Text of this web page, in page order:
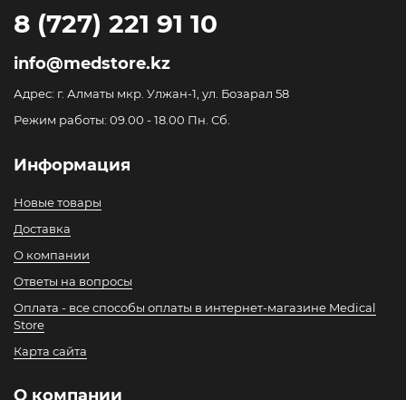
8 (727) 221 91 10
info@medstore.kz
Адрес: г. Алматы мкр. Улжан-1, ул. Бозарал 58
Режим работы: 09.00 - 18.00 Пн. Сб.
Информация
Новые товары
Доставка
О компании
Ответы на вопросы
Оплата - все способы оплаты в интернет-магазине Medical
Store
Карта сайта
О компании